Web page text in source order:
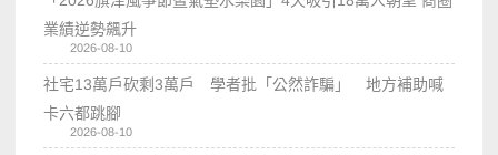
業績逆勢飆升
2026-08-10
社宅13萬戶砍剩3萬戶 學者批「公然詐騙」 地方補助喊
卡六都跳腳
2026-08-10